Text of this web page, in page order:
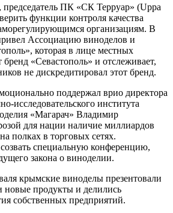
ПК «СК Терруар» (Uppa
функции контроля качества
организациям. В
Ассоциацию виноделов и
которая в лице местных
«Севастополь» и отслеживает,
не дискредитировал этот бренд.
поддержал врио директора
исследовательского института
«Магарач» Владимир
для нации наличие миллиардов
полках в торговых сетях.
специальную конференцию,
закона о виноделии.
крымские виноделы презентовали
новые продукты и делились
собственных предприятий.